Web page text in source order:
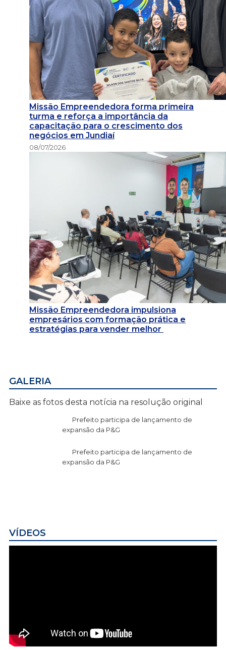
Missão Empreendedora forma primeira
turma e reforça a importância da
capacitação para o crescimento dos
negócios em Jundiaí
08/07/2026
Missão Empreendedora impulsiona
empresários com formação prática e
estratégias para vender melhor
GALERIA
Baixe as fotos desta notícia na resolução original
Prefeito participa de lançamento de
expansão da P&G
Prefeito participa de lançamento de
expansão da P&G
VÍDEOS